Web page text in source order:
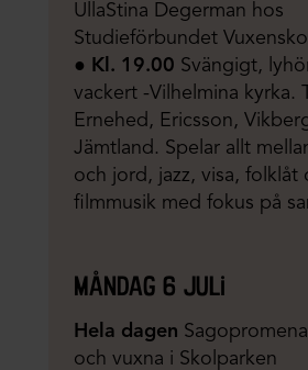
UllaStina Degerman hos
Studieförbundet
●
Kl. 19.00 Svängigt,
vackert -Vilhelmina kyrka.
Ernehed, Ericsson,
Jämtland. Spelar allt
och jord, jazz, visa, folklåt
filmmusik med fokus på
måndag 6 juli
Hela dagen
och vuxna i Skolparken